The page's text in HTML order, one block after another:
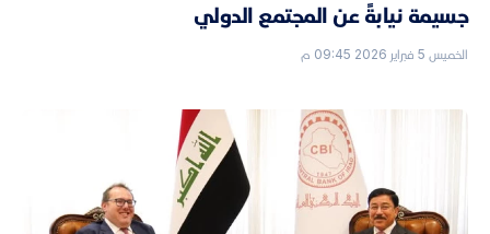
جسيمة نيابةً عن المجتمع الدولي
الخميس 5 فبراير 2026 09:45 م